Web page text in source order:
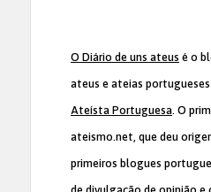
O Diário de uns ateus é o
ateus e ateias
Ateísta Portuguesa. O
ateismo.net, que deu
primeiros blogues